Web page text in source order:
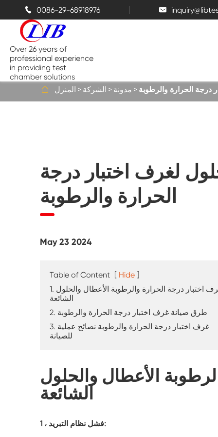
 0086-29-68918976 
Over 26 years of
professional experience
in providing test
chamber solutions
غرف حرارية
غرف رش الملح
غرفة اختبار الغبار
غرفة اختبار المطر
غرفة المشي
غرفة اختبار خاصة
 المنزل الشركة مدونة درجة الحرارة والرطوبة
لغرف اختبار درجة
الحرارة والرطوبة
May 23 2024
Table of Content [ Hide ]
1. غرف اختبار درجة الحرارة والرطوبة الأعطال والحلول
الشائعة
2. طرق صيانة غرف اختبار درجة الحرارة والرطوبة
3. غرف اختبار درجة الحرارة والرطوبة نصائح عملية
للصيانة
الأعطال والحلول
الشائعة
1 ، فشل نظام التبريد: